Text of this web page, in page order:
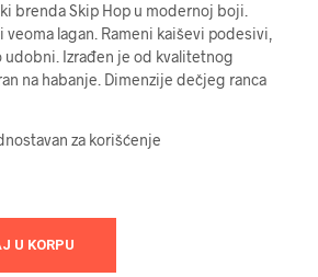
brenda Skip Hop u modernoj boji.
lagan. Rameni kaiševi podesivi,
Izrađen je od kvalitetnog
na habanje. Dimenzije dečjeg ranca
za korišćenje
U KORPU